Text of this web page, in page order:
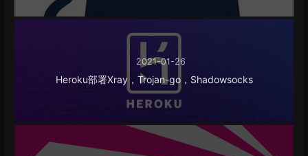
2021-01-26
Heroku部署Xray，Trojan-go，Shadowsocks